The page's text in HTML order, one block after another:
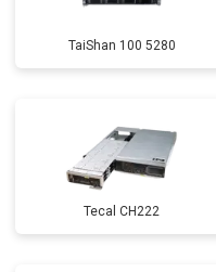
TaiShan 100 5280
Tecal CH222